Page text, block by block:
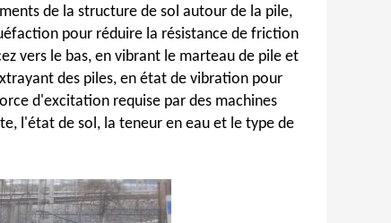
de la structure de sol autour de la pile,
pour réduire la résistance de friction
vers le bas, en vibrant le marteau de pile et
des piles, en état de vibration pour
d'excitation requise par des machines
l'état de sol, la teneur en eau et le type de